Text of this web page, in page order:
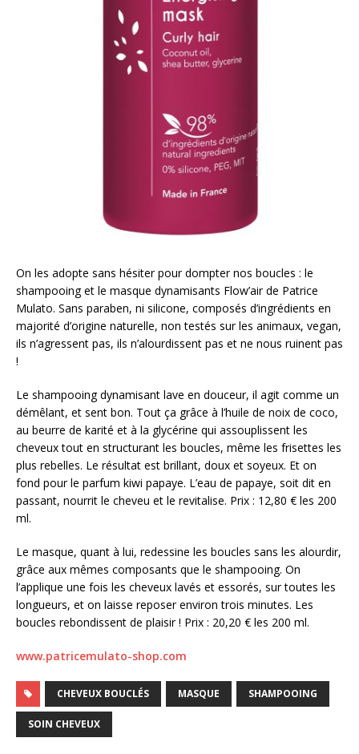
On les adopte sans hésiter pour dompter nos boucles : le
shampooing et le masque dynamisants Flow’air de Patrice
Mulato. Sans paraben, ni silicone, composés d’ingrédients en
majorité d’origine naturelle, non testés sur les animaux, vegan,
ils n’agressent pas, ils n’alourdissent pas et ne nous ruinent pas
!
Le shampooing dynamisant lave en douceur, il agit comme un
démêlant, et sent bon. Tout ça grâce à l’huile de noix de coco,
au beurre de karité et à la glycérine qui assouplissent les
cheveux tout en structurant les boucles, même les frisettes les
plus rebelles. Le résultat est brillant, doux et soyeux. Et on
fond pour le parfum kiwi papaye. L’eau de papaye, soit dit en
passant, nourrit le cheveu et le revitalise. Prix : 12,80 € les 200
ml.
Le masque, quant à lui, redessine les boucles sans les alourdir,
grâce aux mêmes composants que le shampooing. On
l’applique une fois les cheveux lavés et essorés, sur toutes les
longueurs, et on laisse reposer environ trois minutes. Les
boucles rebondissent de plaisir ! Prix : 20,20 € les 200 ml.
www.patricemulato-shop.com
CHEVEUX BOUCLÉS MASQUE SHAMPOOING
SOIN CHEVEUX